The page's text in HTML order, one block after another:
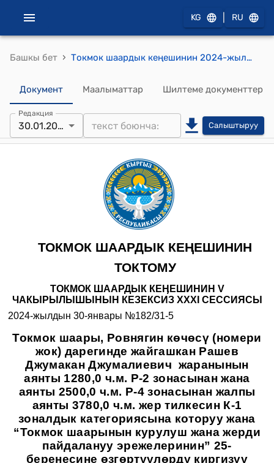
KG RU
Башкы бет › Токмок шаардык кеңешинин 2024-жылдын 30-январы №182/31-5 "Токмок шаары, Ровнягин көчөсү (номери жок) дарегинде жайгашкан Рашев Джумакан Джумалиевич жаранынын аянты 1280,0 ч.м. Р-2 зонасынан жана аянты 2500,0 ч.м. Р-4 зонасынан жалпы аянты 3780,0 ч.м. жер тилкесин К-1 зоналдык категориясына которуу жана “Токмок шаарынын курулуш жана жерди пайдалануу эрежелеринин” 25-беренесине өзгөртүүлөрдү киргизүү жөнүндө" токтому
Документ Маалыматтар Шилтеме документтер
Редакция
30.01.2024 Салыштыруу